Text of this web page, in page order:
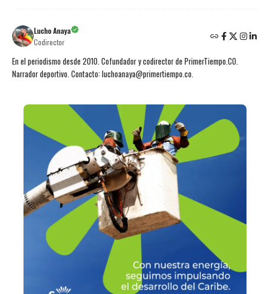
Lucho Anaya
Codirector
En el periodismo desde 2010. Cofundador y codirector de PrimerTiempo.CO.
Narrador deportivo. Contacto: luchoanaya@primertiempo.co.